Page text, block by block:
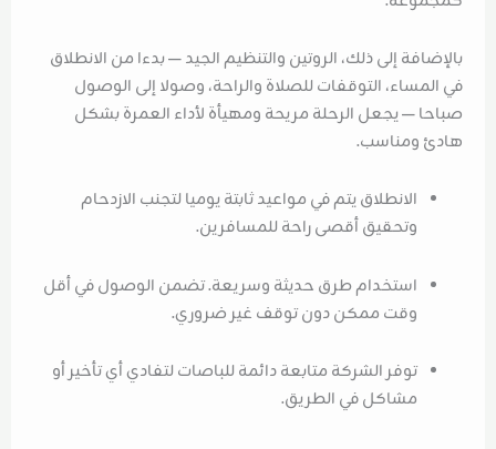
بالإضافة إلى ذلك، الروتين والتنظيم الجيد — بدءا من الانطلاق
في المساء، التوقفات للصلاة والراحة، وصولا إلى الوصول
صباحا — يجعل الرحلة مريحة ومهيأة لأداء العمرة بشكل
هادئ ومناسب.
الانطلاق يتم في مواعيد ثابتة يوميا لتجنب الازدحام
وتحقيق أقصى راحة للمسافرين.
استخدام طرق حديثة وسريعة. تضمن الوصول في أقل
وقت ممكن دون توقف غير ضروري.
توفر الشركة متابعة دائمة للباصات لتفادي أي تأخير أو
مشاكل في الطريق.